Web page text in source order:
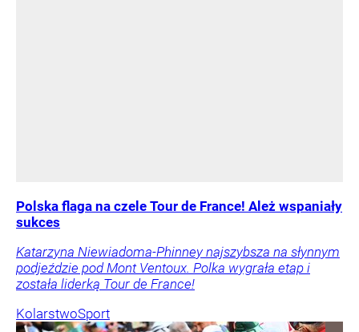
Polska flaga na czele Tour de France! Ależ wspaniały
sukces
Katarzyna Niewiadoma-Phinney najszybsza na słynnym
podjeździe pod Mont Ventoux. Polka wygrała etap i
została liderką Tour de France!
KolarstwoSport